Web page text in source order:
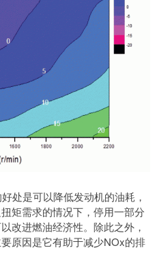
处是可以降低发动机的油耗，
矩需求的情况下，停用一部分
改进燃油经济性。除此之外，
原因是它有助于减少NOx的排